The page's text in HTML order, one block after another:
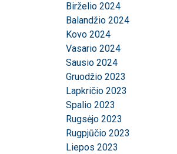
Birželio 2024
Balandžio 2024
Kovo 2024
Vasario 2024
Sausio 2024
Gruodžio 2023
Lapkričio 2023
Spalio 2023
Rugsėjo 2023
Rugpjūčio 2023
Liepos 2023